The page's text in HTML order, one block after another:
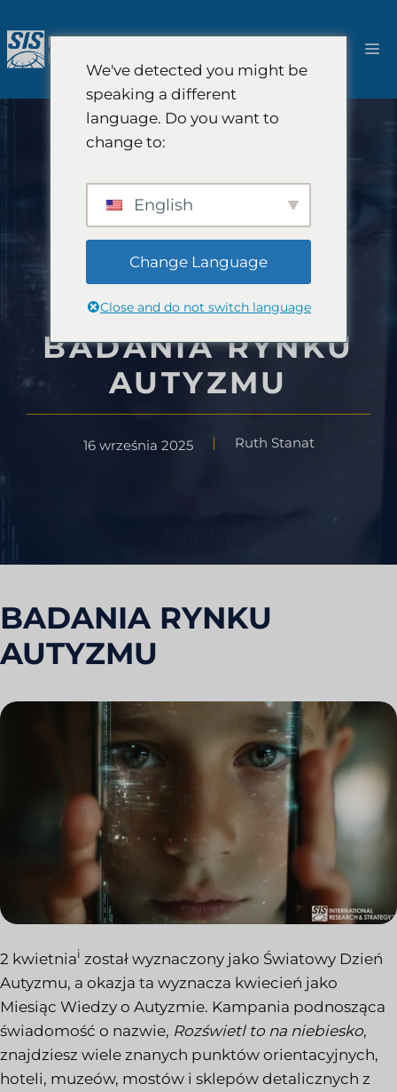
do
treści
BADANIA RYNKU
AUTYZMU
16 września 2025 Ruth Stanat
BADANIA RYNKU
AUTYZMU
2 kwietniai został wyznaczony jako Światowy Dzień
Autyzmu, a okazja ta wyznacza kwiecień jako
Miesiąc Wiedzy o Autyzmie. Kampania podnosząca
świadomość o nazwie, Rozświetl to na niebiesko,
znajdziesz wiele znanych punktów orientacyjnych,
hoteli, muzeów, mostów i sklepów detalicznych z
We've detected you might be
speaking a different
language. Do you want to
change to:
English
Change Language
Close and do not switch language